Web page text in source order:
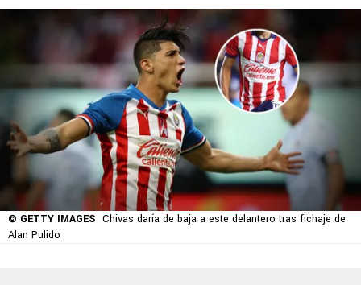
© GETTY IMAGES Chivas daría de baja a este delantero tras fichaje de
Alan Pulido